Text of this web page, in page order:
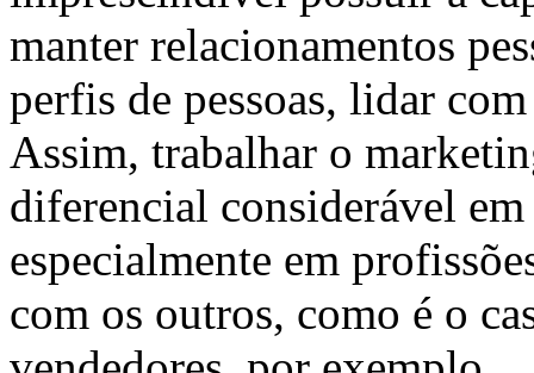
manter relacionamentos
perfis de pessoas, lidar
Assim, trabalhar o
diferencial considerável
especialmente em
com os outros, como é o